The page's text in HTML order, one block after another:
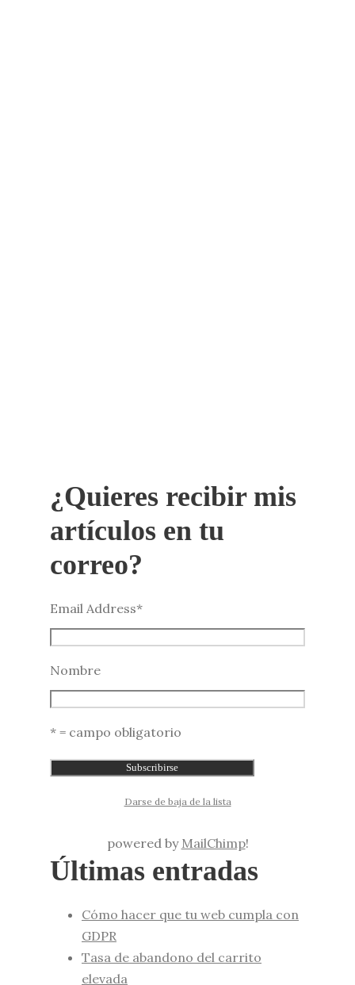
¿Quieres recibir mis
artículos en tu
correo?
Email Address*
Nombre
* = campo obligatorio
Darse de baja de la lista
powered by MailChimp!
Últimas entradas
Cómo hacer que tu web cumpla con
GDPR
Tasa de abandono del carrito
elevada